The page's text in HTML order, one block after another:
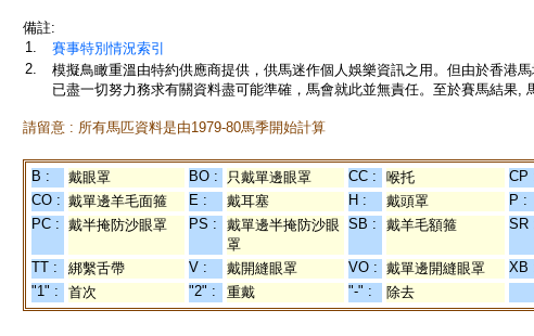
備註:
1.
賽事特別情況索引
2.
模擬鳥瞰重溫由特約供應商提供，供馬迷作個人娛樂資訊之用。但由於香港
已盡一切努力務求有關資料盡可能準確，馬會就此並無責任。至於賽馬結果,
請留意 : 所有馬匹資料是由1979-80馬季開始計算
B : 戴眼罩 BO : 只戴單邊眼罩 CC : 喉托 CP
CO : 戴單邊羊毛面箍 E : 戴耳塞 H : 戴頭罩 P :
PC : 戴半掩防沙眼罩 PS :
戴單邊半掩防沙眼
罩
SB : 戴羊毛額箍 SR
TT : 綁繫舌帶 V : 戴開縫眼罩 VO : 戴單邊開縫眼罩 XB
"1" :
首次 "2" : 重戴 "-" : 除去